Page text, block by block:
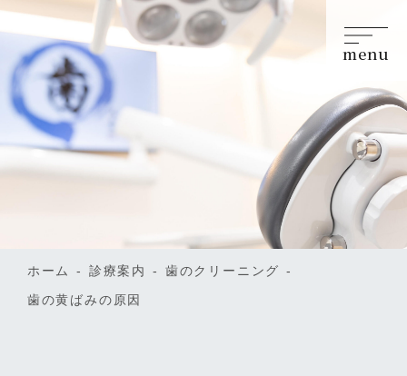
ホーム 診療案内
歯のクリーニング
歯の黄ばみの原因
menu